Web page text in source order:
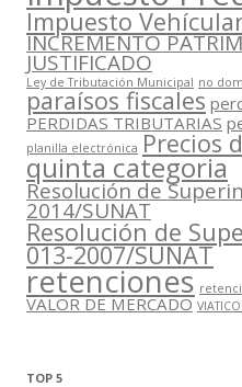
Impuesto
INCREMENTO
JUSTIFICADO
Ley de Tributación Municipal no
paraísos fiscales
PERDIDAS TRIBUTARIAS
planilla electrónica Precios
quinta categoria
Resolución de
2014/SUNAT
Resolución de
013-2007/SUNAT
retenciones
VALOR DE MERCADO
TOP 5